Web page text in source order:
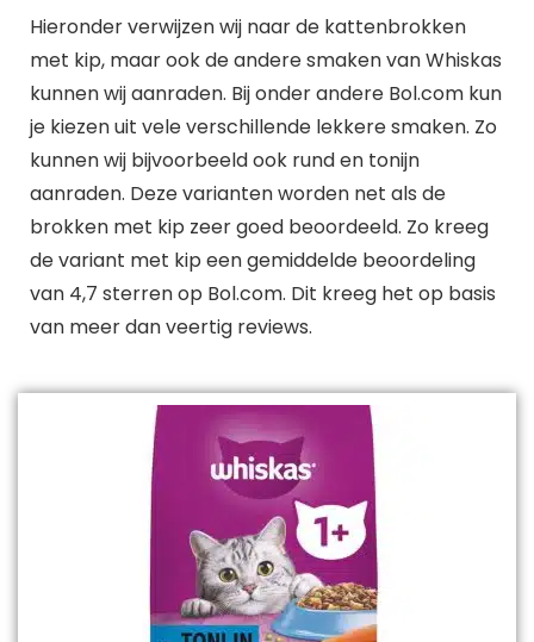
Hieronder verwijzen wij naar de kattenbrokken
met kip, maar ook de andere smaken van Whiskas
kunnen wij aanraden. Bij onder andere Bol.com kun
je kiezen uit vele verschillende lekkere smaken. Zo
kunnen wij bijvoorbeeld ook rund en tonijn
aanraden. Deze varianten worden net als de
brokken met kip zeer goed beoordeeld. Zo kreeg
de variant met kip een gemiddelde beoordeling
van 4,7 sterren op Bol.com. Dit kreeg het op basis
van meer dan veertig reviews.